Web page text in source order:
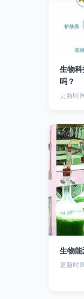
生物
吗？
更新时
生物能
更新时